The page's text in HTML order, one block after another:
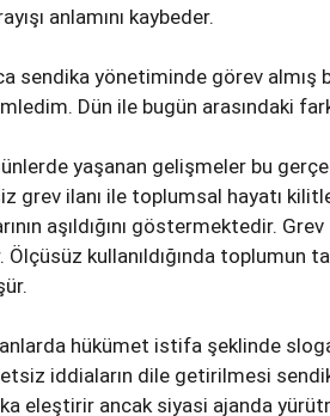
anlamını kaybeder.
sendika yönetiminde görev almış
Dün ile bugün arasındaki
yaşanan gelişmeler bu
grev ilanı ile toplumsal hayatı
aşıldığını göstermektedir.
Ölçüsüz kullanıldığında toplumun
hükümet istifa şeklinde
iddiaların dile getirilmesi
eleştirir ancak siyasi ajanda